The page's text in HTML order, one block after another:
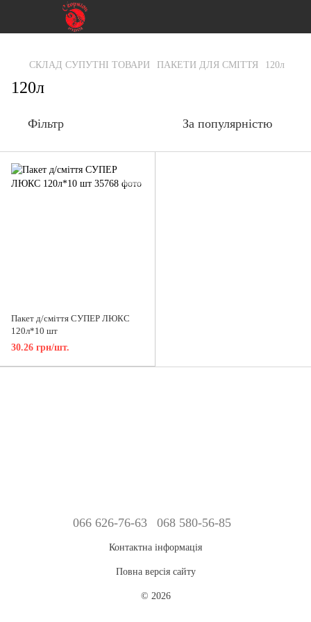
gtag('js', new Date()); gtag('config', 'G-RFXCKGNRF7');
СКЛАД СУПУТНІ ТОВАРИ ПАКЕТИ ДЛЯ СМІТТЯ 120л
120л
Фільтр За популярністю
Пакет д/сміття СУПЕР ЛЮКС
120л*10 шт
30.26 грн/шт.
066 626-76-63 068 580-56-85
Контактна інформація
Повна версія сайту
© 2026